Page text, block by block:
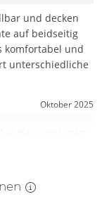
und decken
auf beidseitig
komfortabel und
unterschiedliche
Oktober 2025
und liegen
ohne